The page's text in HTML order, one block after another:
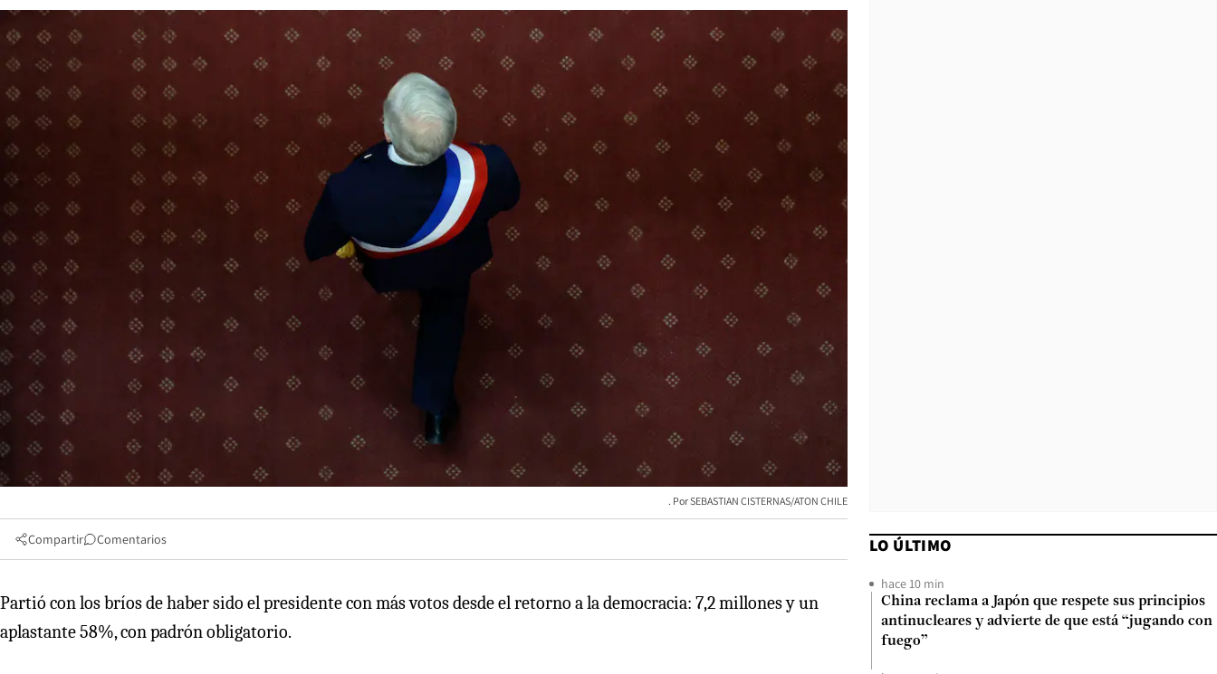
SEBASTIAN CISTERNAS/ATON CHILE
Compartir Comentarios
Partió con los bríos de haber sido el presidente con más votos desde el retorno a la democracia: 7,2 millones y un
aplastante 58%, con padrón obligatorio.
LO ÚLTIMO
hace 10 min
China reclama a Japón que respete sus principios
antinucleares y advierte de que está “jugando con
fuego”